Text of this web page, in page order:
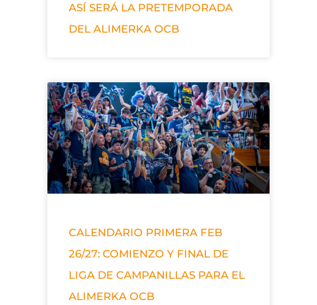
ASÍ SERÁ LA PRETEMPORADA
DEL ALIMERKA OCB
CALENDARIO PRIMERA FEB
26/27: COMIENZO Y FINAL DE
LIGA DE CAMPANILLAS PARA EL
ALIMERKA OCB